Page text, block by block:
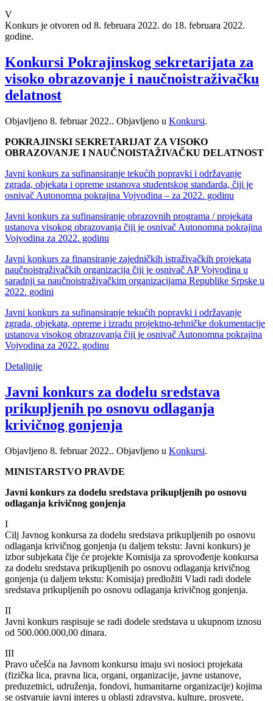
V
Konkurs je otvoren od 8. februara 2022. do 18. februara 2022.
godine.
Konkursi Pokrajinskog sekretarijata za
visoko obrazovanje i naučnoistraživačku
delatnost
Objavljeno 8. februar 2022.. Objavljeno u Konkursi.
POKRAJINSKI SEKRETARIJAT ZA VISOKO
OBRAZOVANJE I NAUČNOISTAŽIVAČKU DELATNOST
Javni konkurs za sufinansiranje tekućih popravki i održavanje
zgrada, objekata i opreme ustanova studentskog standarda, čiji je
osnivač Autonomna pokrajina Vojvodina – za 2022. godinu
Javni konkurs za sufinansiranje obrazovnih programa / projekata
ustanova visokog obrazovanja čiji je osnivač Autonomna pokrajina
Vojvodina za 2022. godinu
Javni konkurs za finansiranje zajedničkih istraživačkih projekata
naučnoistraživačkih organizacija čiji je osnivač AP Vojvodina u
saradnji sa naučnoistraživačkim organizacijama Republike Srpske u
2022. godini
Javni konkurs za sufinansiranje tekućih popravki i održavanje
zgrada, objekata, opreme i izradu projektno-tehničke dokumentacije
ustanova visokog obrazovanja čiji je osnivač Autonomna pokrajina
Vojvodina za 2022. godinu
Detaljnije
Javni konkurs za dodelu sredstava
prikupljenih po osnovu odlaganja
krivičnog gonjenja
Objavljeno 8. februar 2022.. Objavljeno u Konkursi.
MINISTARSTVO PRAVDE
Javni konkurs za dodelu sredstava prikupljenih po osnovu
odlaganja krivičnog gonjenja
I
Cilj Javnog konkursa za dodelu sredstava prikupljenih po osnovu
odlaganja krivičnog gonjenja (u daljem tekstu: Javni konkurs) je
izbor subjekata čije će projekte Komisija za sprovođenje konkursa
za dodelu sredstava prikupljenih po osnovu odlaganja krivičnog
gonjenja (u daljem tekstu: Komisija) predložiti Vladi radi dodele
sredstava prikupljenih po osnovu odlaganja krivičnog gonjenja.
II
Javni konkurs raspisuje se radi dodele sredstava u ukupnom iznosu
od 500.000.000,00 dinara.
III
Pravo učešća na Javnom konkursu imaju svi nosioci projekata
(fizička lica, pravna lica, organi, organizacije, javne ustanove,
preduzetnici, udruženja, fondovi, humanitarne organizacije) kojima
se ostvaruje javni interes u oblasti zdravstva, kulture, prosvete,